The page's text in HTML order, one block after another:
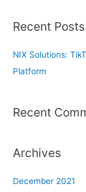
r
h
f
Recent Posts
NIX Solutions:
Platform
Recent
Archives
December 2021